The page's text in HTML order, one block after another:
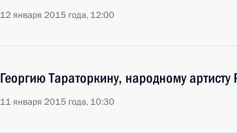
12 января 2015 года, 12:00
Георгию Тараторкину, народному
11 января 2015 года, 10:30